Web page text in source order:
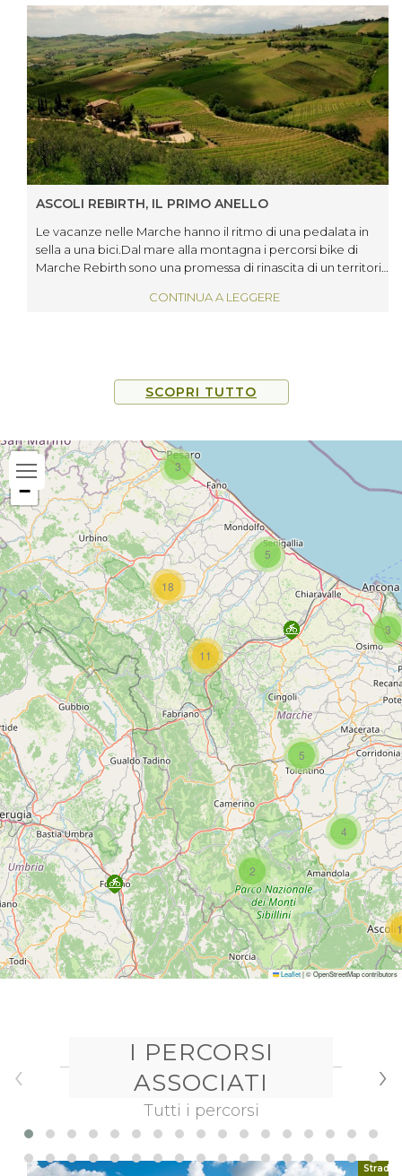
ASCOLI REBIRTH, IL PRIMO ANELLO
Le vacanze nelle Marche hanno il ritmo di una pedalata in
sella a una bici.Dal mare alla montagna i percorsi bike di
Marche Rebirth sono una promessa di rinascita di un territorio
percorrendo il primo dei tre anelli di Ascoli Rebirth.L’itinerario
CONTINUA A LEGGERE
SCOPRI TUTTO
3
5
18
5
2
11
3
4
+
−
Leaflet|© OpenStreetMap contributors
I PERCORSI
ASSOCIATI
Tutti i percorsi
Strada
‹ ›